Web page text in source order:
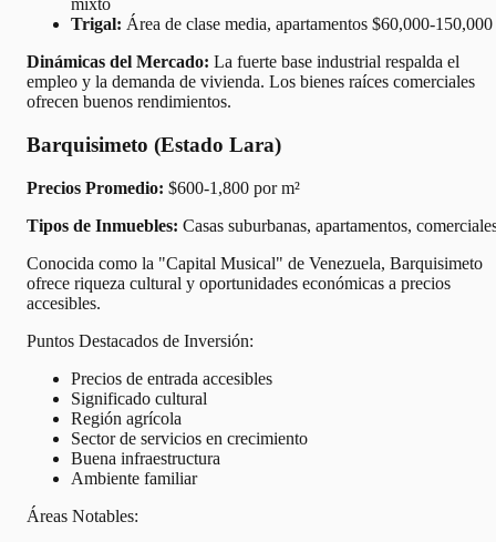
mixto
Trigal: Área de clase media, apartamentos $60,000-150,000
Dinámicas del Mercado: La fuerte base industrial respalda el
empleo y la demanda de vivienda. Los bienes raíces comerciales
ofrecen buenos rendimientos.
Barquisimeto (Estado Lara)
Precios Promedio: $600-1,800 por m²
Tipos de Inmuebles: Casas suburbanas, apartamentos,
Conocida como la "Capital Musical" de Venezuela, Barquisimeto
ofrece riqueza cultural y oportunidades económicas a precios
accesibles.
Puntos Destacados de Inversión:
Precios de entrada accesibles
Significado cultural
Región agrícola
Sector de servicios en crecimiento
Buena infraestructura
Ambiente familiar
Áreas Notables: